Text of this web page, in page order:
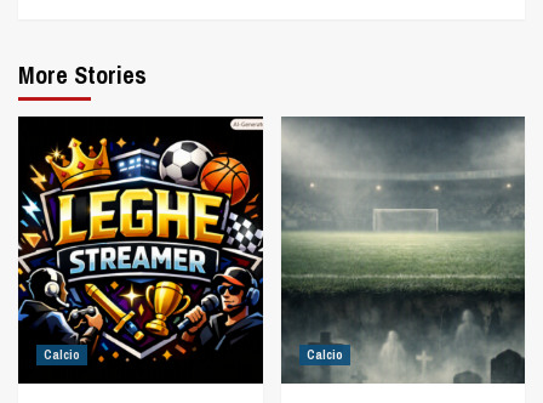
More Stories
Calcio Calcio